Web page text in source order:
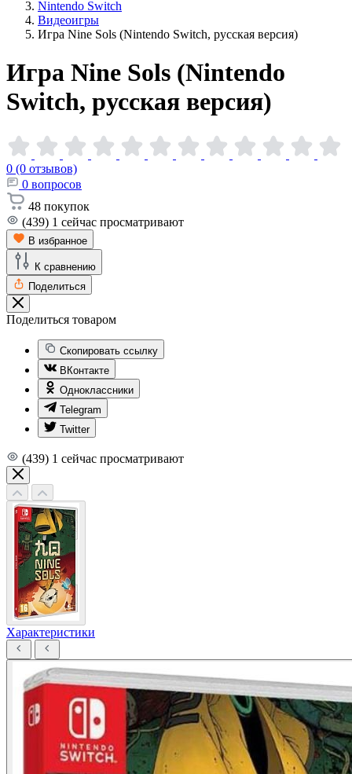
Nintendo Switch
Видеоигры
Игра Nine Sols (Nintendo Switch, русская версия)
Игра Nine Sols (Nintendo
Switch, русская версия)
0 (0 отзывов)
0 вопросов
48 покупок
(439) 1 сейчас просматривают
В избранное
К сравнению
Поделиться
Поделиться товаром
Скопировать ссылку
ВКонтакте
Одноклассники
Telegram
Twitter
(439) 1 сейчас просматривают
Характеристики